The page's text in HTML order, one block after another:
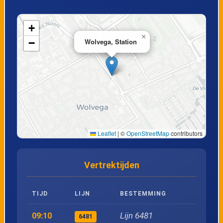
Wolvega, Station
×
+
−
Leaflet | ©OpenStreetMapcontributors
Vertrektijden
TIJD LIJN BESTEMMING
09:10 6481 Lijn 6481